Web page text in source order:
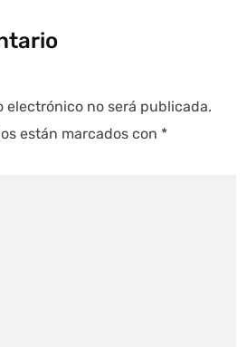
electrónico no será publicada.
están marcados con *